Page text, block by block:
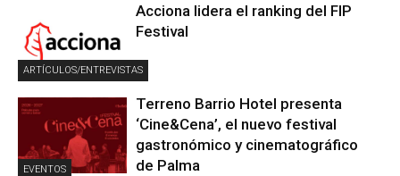
ARTÍCULOS/ENTREVISTAS
Acciona lidera el ranking del FIP
Festival
EVENTOS
Terreno Barrio Hotel presenta
‘Cine&Cena’, el nuevo festival
gastronómico y cinematográfico
de Palma